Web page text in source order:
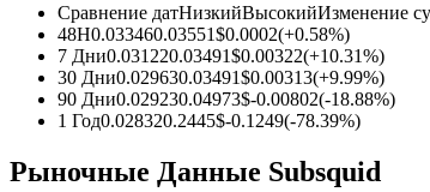
TradFi
Деривативы на акции, форекс, драгоценные
Сравнение датНизкийВысокийИзменение
48H0.033460.03551$0.0002(+0.58%)
7 Дни0.031220.03491$0.00322(+10.31%)
30 Дни0.029630.03491$0.00313(+9.99%)
90 Дни0.029230.04973$-0.00802(-18.88%)
1 Год0.028320.2445$-0.1249(-78.39%)
Рыночные Данные Subsquid